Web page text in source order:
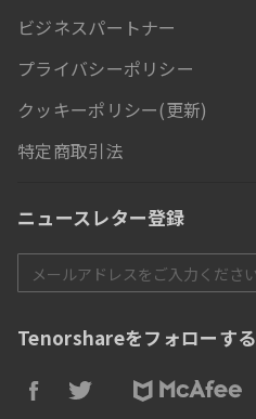
ビジネスパートナー
プライバシーポリシー
クッキーポリシー(更新)
特定商取引法
ニュースレター登録
Tenorshareをフォローする